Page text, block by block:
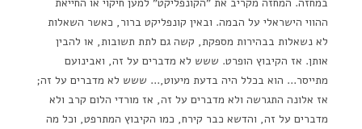
ההווי הישראלי על הבמה. ובאין קונפליקט ברור, כאשר השאלות
לא נשאלות בבהירות מספקת, קשה גם לתת תשובות, או להבין
אותן. אז הקיבוץ הופרט. ששש לא מדברים על זה, ואבינועם
מתייסר… הוא בכלל היה בדעת מיעוט,… ששש לא מדברים על זה;
אז אלונה התגרשה ולא מדברים על זה, אז מורדי הלום קרב ולא
מדברים על זה, והדשא כבר קירח, כמו הקיבוץ המתרפט, וכל מה